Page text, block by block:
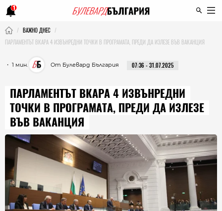
1
ВАЖНО ДНЕС
ПАРЛАМЕНТЪТ ВКАРА 4 ИЗВЪНРЕДНИ ТОЧКИ В ПРОГРАМАТА, ПРЕДИ ДА ИЗЛЕЗЕ ВЪВ ВАКАНЦИЯ
・ 1 мин. От Булевард България 07:36 - 31.07.2025
ПАРЛАМЕНТЪТ ВКАРА 4 ИЗВЪНРЕДНИ
ТОЧКИ В ПРОГРАМАТА, ПРЕДИ ДА ИЗЛЕЗЕ
ВЪВ ВАКАНЦИЯ